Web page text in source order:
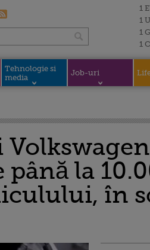
1
1
1
1
Tehnologie si
media
Job-uri
la
în